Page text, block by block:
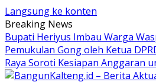
Langsung ke konten
Breaking News
Bupati Heriyus Imbau Warga
Pemukulan Gong oleh Ketua
Raya Soroti Kesiapan Anggaran